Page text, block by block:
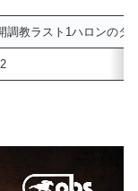
調教ラスト1ハロンのタ